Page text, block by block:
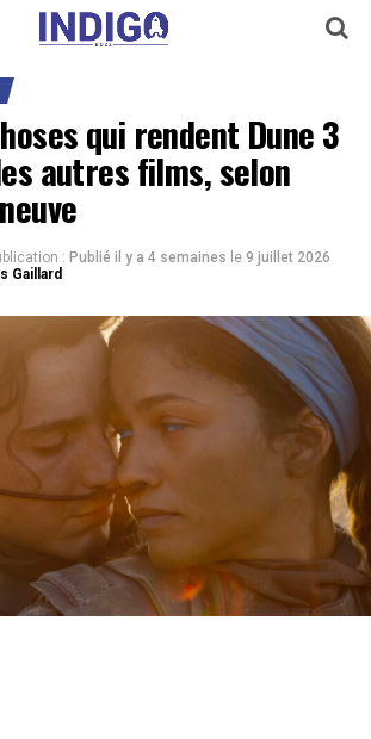
qui rendent Dune 3
autres films, selon
: Publié il y a 4 semaines le 9 juillet 2026
Gaillard